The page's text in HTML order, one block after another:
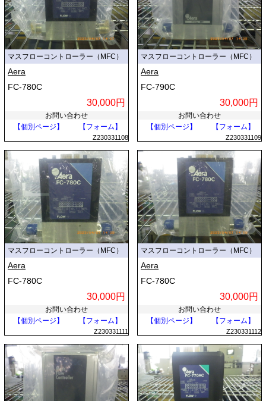
マスフローコントローラー（MFC）
Aera
FC-780C
30,000円
お問い合わせ
【個別ページ】
【フォーム】
Z230331108
マスフローコントローラー（MFC）
Aera
FC-790C
30,000円
お問い合わせ
【個別ページ】
【フォーム】
Z230331109
マスフローコントローラー（MFC）
Aera
FC-780C
30,000円
お問い合わせ
【個別ページ】
【フォーム】
Z230331111
マスフローコントローラー（MFC）
Aera
FC-780C
30,000円
お問い合わせ
【個別ページ】
【フォーム】
Z230331112